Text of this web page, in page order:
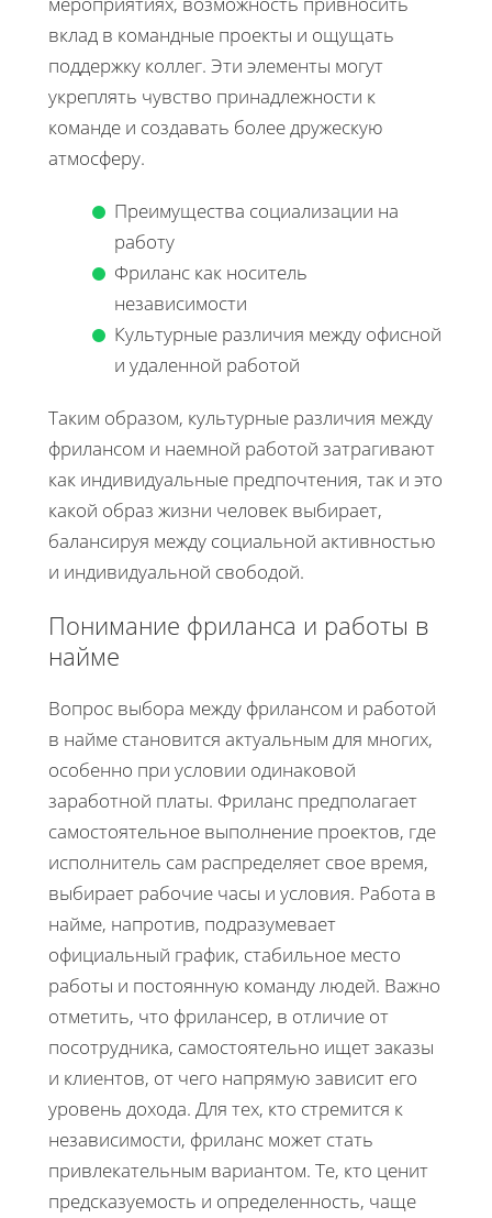
вклад в командные проекты и ощущать
поддержку коллег. Эти элементы могут
укреплять чувство принадлежности к
команде и создавать более дружескую
атмосферу.
Преимущества социализации на
работу
Фриланс как носитель
независимости
Культурные различия между офисной
и удаленной работой
Таким образом, культурные различия между
фрилансом и наемной работой затрагивают
как индивидуальные предпочтения, так и это
какой образ жизни человек выбирает,
балансируя между социальной активностью
и индивидуальной свободой.
Понимание фриланса и работы в
найме
Вопрос выбора между фрилансом и работой
в найме становится актуальным для многих,
особенно при условии одинаковой
заработной платы. Фриланс предполагает
самостоятельное выполнение проектов, где
исполнитель сам распределяет свое время,
выбирает рабочие часы и условия. Работа в
найме, напротив, подразумевает
официальный график, стабильное место
работы и постоянную команду людей. Важно
отметить, что фрилансер, в отличие от
посотрудника, самостоятельно ищет заказы
и клиентов, от чего напрямую зависит его
уровень дохода. Для тех, кто стремится к
независимости, фриланс может стать
привлекательным вариантом. Те, кто ценит
предсказуемость и определенность, чаще